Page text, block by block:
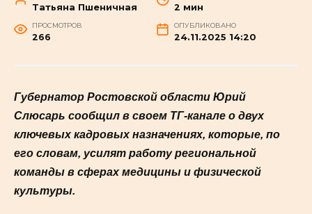
Татьяна Пшеничная 2 мин
ПРОСМОТРОВ
266
ОПУБЛИКОВАНО
24.11.2025 14:20
Губернатор Ростовской области Юрий
Слюсарь сообщил в своем ТГ-канале о двух
ключевых кадровых назначениях, которые, по
его словам, усилят работу региональной
команды в сферах медицины и физической
культуры.